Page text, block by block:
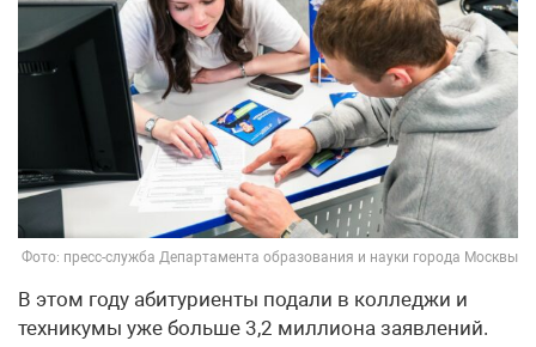
Фото: пресс-служба Департамента образования и науки города Москвы
В этом году абитуриенты подали в колледжи и
техникумы уже больше 3,2 миллиона заявлений.